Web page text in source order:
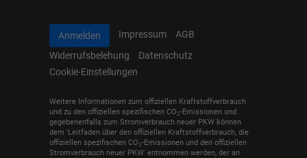
Anmelden Impressum
AGB
Widerrufsbelehung
Datenschutz
Cookie-Einstellungen
Weitere Informationen zum offiziellen Kraftstoffverbrauch
und zu den offiziellen spezifischen CO2-Emissionen und
gegebenenfalls zum Stromverbrauch neuer PKW können
dem 'Leitfaden über den offiziellen Kraftstoffverbrauch, die
offiziellen spezifischen CO2-Emissionen und den offiziellen
Stromverbrauch neuer PKW' entnommen werden, der an